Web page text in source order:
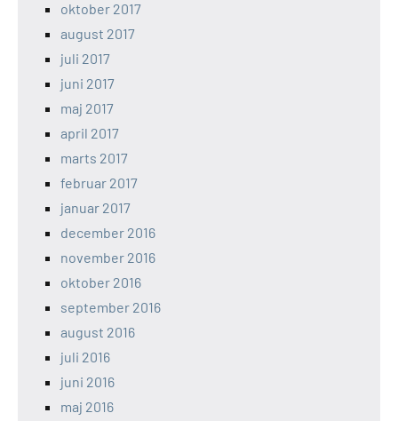
oktober 2017
august 2017
juli 2017
juni 2017
maj 2017
april 2017
marts 2017
februar 2017
januar 2017
december 2016
november 2016
oktober 2016
september 2016
august 2016
juli 2016
juni 2016
maj 2016